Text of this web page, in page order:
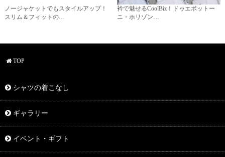
ノージャケットでもスタイルアップ！
スリム＆フィットの…
衿で魅せるCoolBiz！ドゥエボットー
ニ・ホリゾン…
TOP
シャツの着こなし
ギャラリー
イベント・ギフト